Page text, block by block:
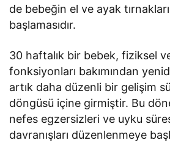
de bebeğin el ve ayak
başlamasıdır.
30 haftalık bir bebek, fiziksel
fonksiyonları bakımından
artık daha düzenli bir gelişim
döngüsü içine girmiştir. Bu
nefes egzersizleri ve uyku
davranışları düzenlenmeye